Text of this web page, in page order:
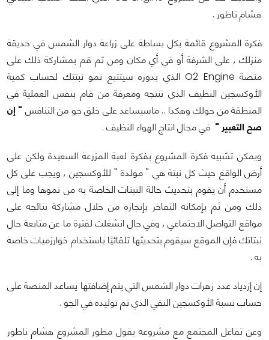
هشام ناطور .
فكرة المشروع قائمة بكل بساطة على زراعة دوار الشمس في حديقة
منزلك , على الشرفة أو في أي مكان ومن ثم قم بمشاركة ذلك على
منصة O2 Engine الذي بدوره سيتتبع نمو نبتتك لحساب كمية
الأوكسجين النظيف الذي تنتجه ومعرفة من قام بنفس العملية في
المنطقة من حولك وهكذا .. ماسيساعد على خلق جو من التنافس " إن
صح التعبير " في مجال انتاج الهواء النظيف .
ويمكن تشبيه فكرة المشروع بفكرة لعبة المزرعة السعيدة ولكن على
أرض الواقع حيث كل نبتة هي " مولدة " للأوكسجين , ويجب على كل
مستخدم أن يقوم بتحديث حالة النبتات الخاصة به من نموها وما إلى
ذلك ومن ثم بإمكانه التفاخر بإنجازه من خلال مشاركة نتائجه على
مواقع التواصل الاجتماعي , وفي حال انشغلت لفترة ما عن متابعة حال
نبتاتك فإن الموقع سيقوم بتحديثها تلقائيًا باستخدام خوارزميات خاصة
به .
إن إزدياد عدد زهرات دوار الشمس التي يتم إضافتها يساعد المنصة على
حساب نسبة الأوكسجين النقي الذي تم توليده في الجو .
وعن تفاعل المجتمع مع مشروعه يقول مطور المشروع هشام ناطور